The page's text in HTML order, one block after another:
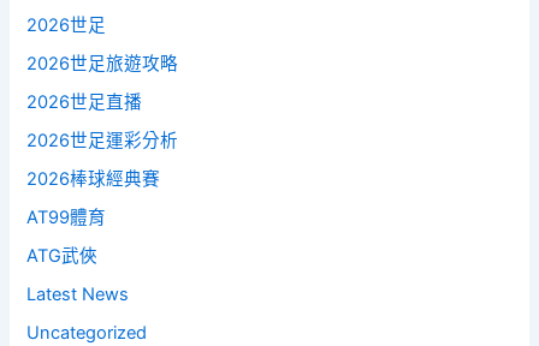
2026世足
2026世足旅遊攻略
2026世足直播
2026世足運彩分析
2026棒球經典賽
AT99體育
ATG武俠
Latest News
Uncategorized